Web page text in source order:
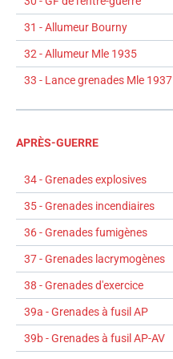
31 - Allumeur Bourny
32 - Allumeur Mle 1935
33 - Lance grenades Mle 1937
APRÈS-GUERRE
34 - Grenades explosives
35 - Grenades incendiaires
36 - Grenades fumigènes
37 - Grenades lacrymogènes
38 - Grenades d'exercice
39a - Grenades à fusil AP
39b - Grenades à fusil AP-AV